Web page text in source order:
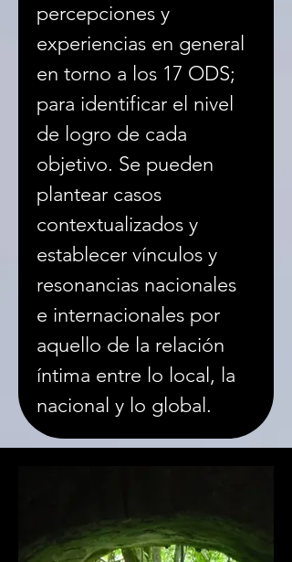
percepciones y
experiencias en general
en torno a los 17 ODS;
para identificar el nivel
de logro de cada
objetivo. Se pueden
plantear casos
contextualizados y
establecer vínculos y
resonancias nacionales
e internacionales por
aquello de la relación
íntima entre lo local, la
nacional y lo global.